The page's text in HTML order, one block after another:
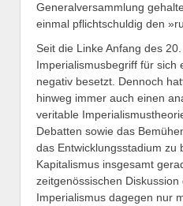
Generalversammlung
einmal pflichtschuldig den
Seit die Linke Anfang des
Imperialismusbegriff für sich
negativ besetzt. Dennoch
hinweg immer auch einen
veritable
Debatten sowie das
das Entwicklungsstadium zu
Kapitalismus insgesamt
zeitgenössischen
Imperialismus dagegen nur